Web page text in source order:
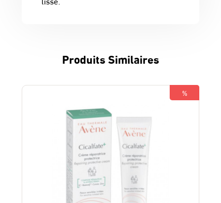
Produits Similaires
%